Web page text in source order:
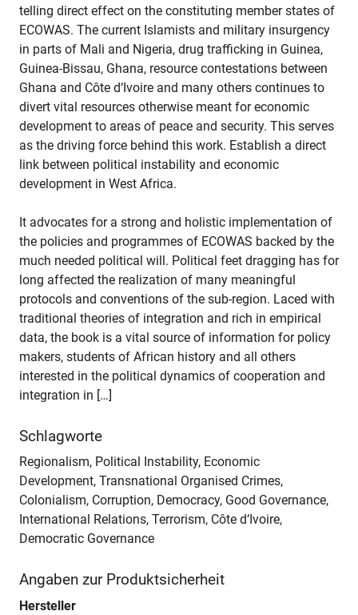
telling direct effect on the constituting member states of
ECOWAS. The current Islamists and military insurgency
in parts of Mali and Nigeria, drug trafficking in Guinea,
Guinea-Bissau, Ghana, resource contestations between
Ghana and Côte d‘Ivoire and many others continues to
divert vital resources otherwise meant for economic
development to areas of peace and security. This serves
as the driving force behind this work. Establish a direct
link between political instability and economic
development in West Africa.
It advocates for a strong and holistic implementation of
the policies and programmes of ECOWAS backed by the
much needed political will. Political feet dragging has for
long affected the realization of many meaningful
protocols and conventions of the sub-region. Laced with
traditional theories of integration and rich in empirical
data, the book is a vital source of information for policy
makers, students of African history and all others
interested in the political dynamics of cooperation and
integration in […]
Schlagworte
Regionalism, Political Instability, Economic
Development, Transnational Organised Crimes,
Colonialism, Corruption, Democracy, Good Governance,
International Relations, Terrorism, Côte d‘Ivoire,
Democratic Governance
Angaben zur Produktsicherheit
Hersteller